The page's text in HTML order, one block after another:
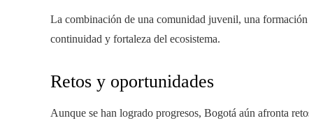
La combinación de una comunidad juvenil, una
continuidad y fortaleza del ecosistema.
Retos y oportunidades
Aunque se han logrado progresos, Bogotá aún afronta